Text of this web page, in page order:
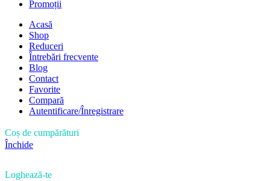
Promoții
Acasă
Shop
Reduceri
Întrebări frecvente
Blog
Contact
Favorite
Compară
Autentificare/Înregistrare
Coș de cumpărături
Închide
Loghează-te